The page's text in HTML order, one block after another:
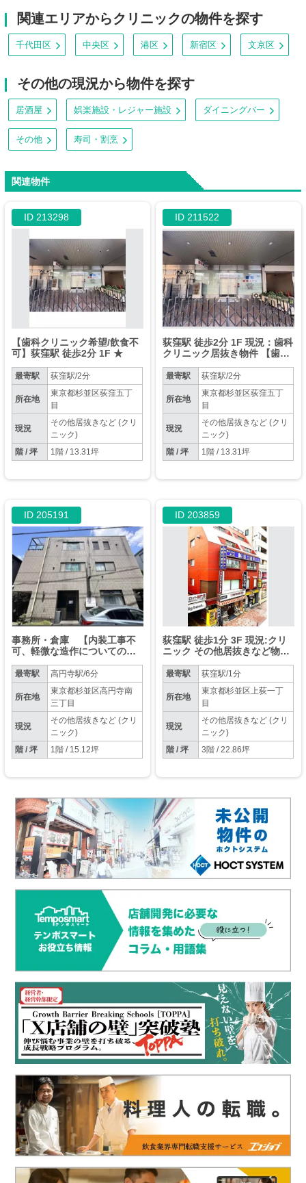
関連エリアからクリニックの物件を探す
千代田区 中央区 港区 新宿区 文京区
その他の現況から物件を探す
居酒屋 娯楽施設・レジャー施設 ダイニングバー
その他 寿司・割烹
関連物件
ID 213298
【歯科クリニック希望/飲食不
可】荻窪駅 徒歩2分 1F ★
最寄駅 荻窪駅/2分
所在地
東京都杉並区荻窪五丁
目
現況
その他居抜きなど (クリ
ニック)
階 / 坪
1階 / 13.31坪
ID 211522
荻窪駅 徒歩2分 1F 現況：歯科
クリニック居抜き物件 【歯科
最寄駅 荻窪駅/2分
所在地
東京都杉並区荻窪五丁
目
現況
その他居抜きなど (クリ
ニック)
階 / 坪
1階 / 13.31坪
ID 205191
事務所・倉庫 【内装工事不
可、軽微な造作についてのみ
最寄駅 高円寺駅/6分
所在地
東京都杉並区高円寺南
三丁目
現況
その他居抜きなど (クリ
ニック)
階 / 坪
1階 / 15.12坪
ID 203859
荻窪駅 徒歩1分 3F 現況:クリ
ニック その他居抜きなど物件
最寄駅 荻窪駅/1分
所在地
東京都杉並区上荻一丁
目
現況
その他居抜きなど (クリ
ニック)
階 / 坪
3階 / 22.86坪